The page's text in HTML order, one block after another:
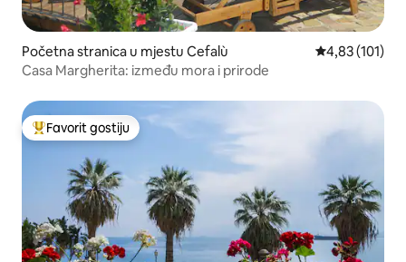
Početna stranica u mjestu Cefalù prosječna
4,83 (101)
Casa Margherita: između mora i prirode
Glavni favorit gostiju
Favorit gostiju